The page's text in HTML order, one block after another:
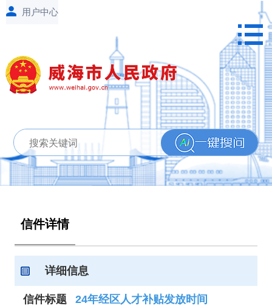
信件详情
详细信息
信件标题 24年经区人才补贴发放时间